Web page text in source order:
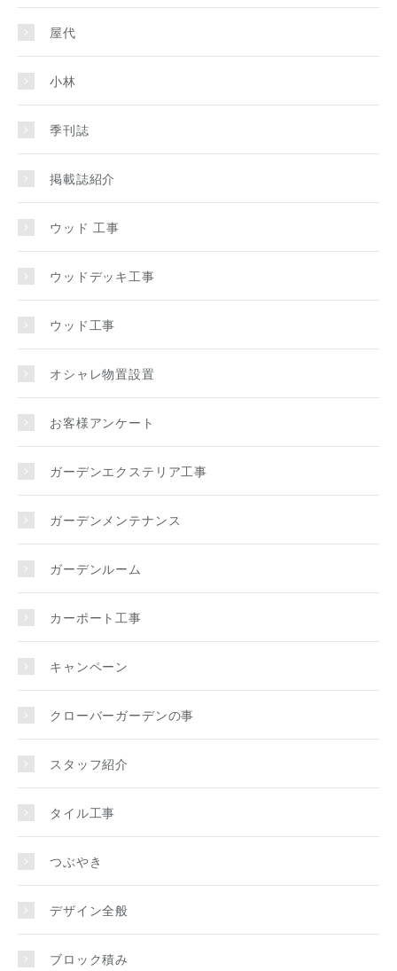
屋代
小林
季刊誌
掲載誌紹介
ウッド 工事
ウッドデッキ工事
ウッド工事
オシャレ物置設置
お客様アンケート
ガーデンエクステリア工事
ガーデンメンテナンス
ガーデンルーム
カーポート工事
キャンペーン
クローバーガーデンの事
スタッフ紹介
タイル工事
つぶやき
デザイン全般
ブロック積み